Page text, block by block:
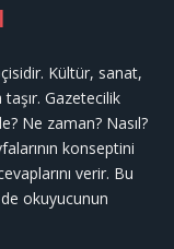
Kültür, sanat,
Gazetecilik
Ne zaman? Nasıl?
konseptini
verir. Bu
okuyucunun